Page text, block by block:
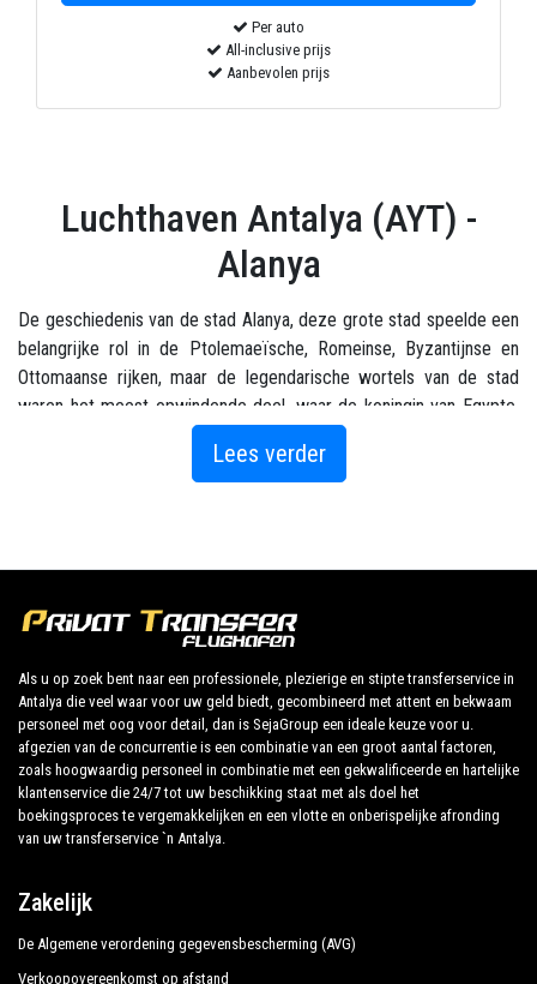
Per auto
All-inclusive prijs
Aanbevolen prijs
Luchthaven Antalya (AYT) -
Alanya
De geschiedenis van de stad Alanya, deze grote stad speelde een
belangrijke rol in de Ptolemaeïsche, Romeinse, Byzantijnse en
Ottomaanse rijken, maar de legendarische wortels van de stad
waren het meest opwindende deel, waar de koningin van Egypte,
die Cleopatra heette, toerde door de regio en ontmoette daar
Antony, die haar probeerde over te halen om te trouwen, en haar
kanten, waardoor het geografisch gezien een schiereiland is.
bewoond door de Romeinen, daarna door de Byzantijnen, de
Seltsjoeken en ten slotte door de Ottomanen. strategische
geografische ligging en prachtige stranden.
Toerisme in Alanya en de mooiste toeristische plaatsen:
goudkleurig en het water is helderblauw. U kunt er komen door een
Lees verder
Als u op zoek bent naar een professionele, plezierige en stipte transferservice in
Antalya die veel waar voor uw geld biedt, gecombineerd met attent en bekwaam
personeel met oog voor detail, dan is SejaGroup een ideale keuze voor u.
afgezien van de concurrentie is een combinatie van een groot aantal factoren,
zoals hoogwaardig personeel in combinatie met een gekwalificeerde en hartelijke
klantenservice die 24/7 tot uw beschikking staat met als doel het
boekingsproces te vergemakkelijken en een vlotte en onberispelijke afronding
van uw transferservice `n Antalya.
Zakelijk
De Algemene verordening gegevensbescherming (AVG)
Verkoopovereenkomst op afstand